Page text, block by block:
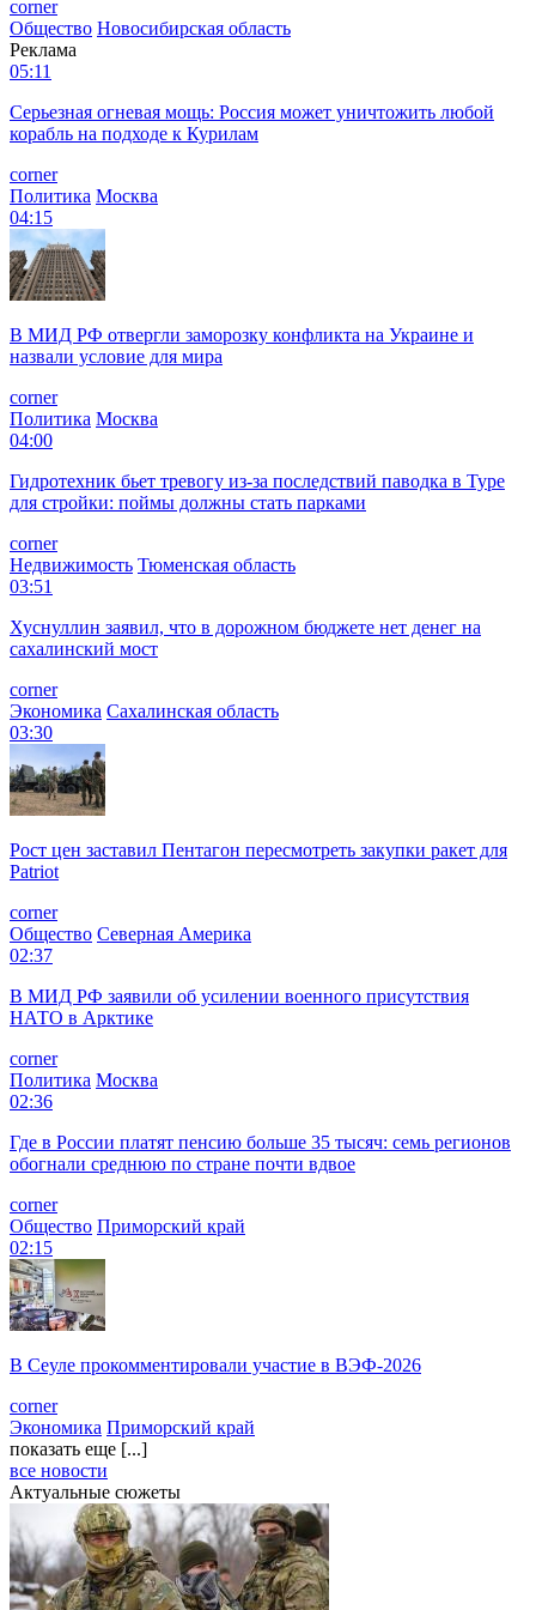
corner
Общество Новосибирская область
Реклама
05:11
Серьезная огневая мощь: Россия может уничтожить любой
корабль на подходе к Курилам
corner
Политика Москва
04:15
В МИД РФ отвергли заморозку конфликта на Украине и
назвали условие для мира
corner
Политика Москва
04:00
Гидротехник бьет тревогу из-за последствий паводка в Туре
для стройки: поймы должны стать парками
corner
Недвижимость Тюменская область
03:51
Хуснуллин заявил, что в дорожном бюджете нет денег на
сахалинский мост
corner
Экономика Сахалинская область
03:30
Рост цен заставил Пентагон пересмотреть закупки ракет для
Patriot
corner
Общество Северная Америка
02:37
В МИД РФ заявили об усилении военного присутствия
НАТО в Арктике
corner
Политика Москва
02:36
Где в России платят пенсию больше 35 тысяч: семь регионов
обогнали среднюю по стране почти вдвое
corner
Общество Приморский край
02:15
В Сеуле прокомментировали участие в ВЭФ-2026
corner
Экономика Приморский край
показать еще [...]
все новости
Актуальные сюжеты